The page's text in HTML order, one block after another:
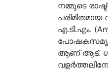
നമ്മുടെ
എ.ടി.എം.
ആണ് ആട്.